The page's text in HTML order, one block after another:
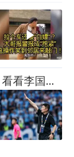
1-0！大连英博双杀辽宁铁人 看看李国旭赛后怎么说 结果很重要